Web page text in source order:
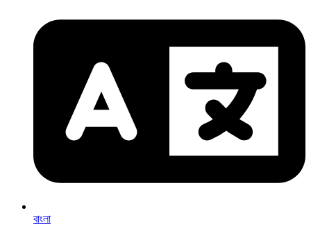
বাংলা